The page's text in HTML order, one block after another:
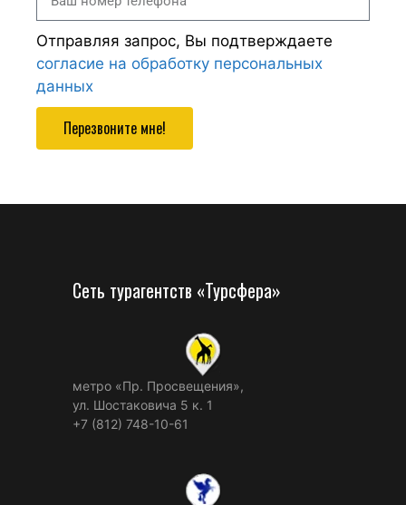
Отправляя запрос, Вы подтверждаете
согласие на обработку персональных
данных
Перезвоните мне!
Сеть турагентств «Турсфера»
метро «Пр. Просвещения»,
ул. Шостаковича 5 к. 1
+7 (812) 748-10-61